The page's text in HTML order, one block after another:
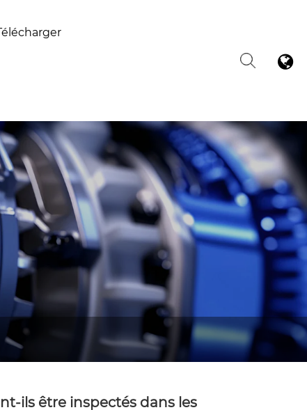
ils être inspectés dans les